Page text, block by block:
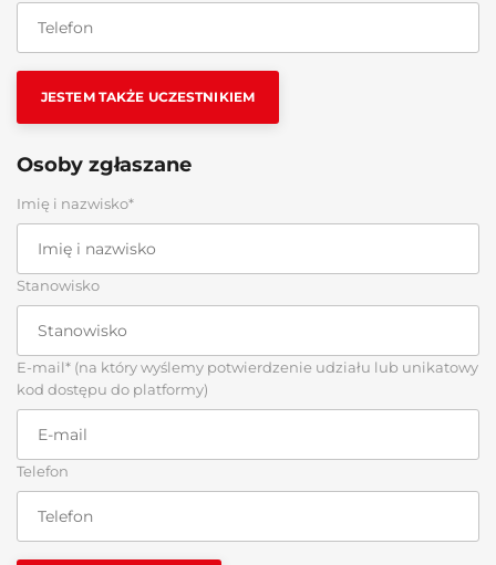
JESTEM TAKŻE UCZESTNIKIEM
Osoby zgłaszane
Imię i nazwisko*
Stanowisko
E-mail* (na który wyślemy potwierdzenie udziału lub unikatowy
kod dostępu do platformy)
Telefon